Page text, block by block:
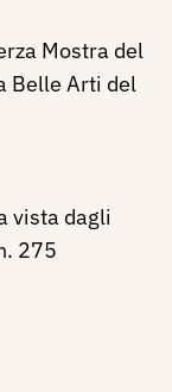
Mostra del
Belle Arti del
vista dagli
275